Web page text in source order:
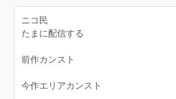
ニコ民
たまに配信する
前作カンスト
今作エリアカンスト